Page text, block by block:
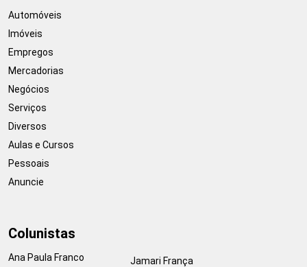
Automóveis
Imóveis
Empregos
Mercadorias
Negócios
Serviços
Diversos
Aulas e Cursos
Pessoais
Anuncie
Colunistas
Ana Paula Franco
Jamari França